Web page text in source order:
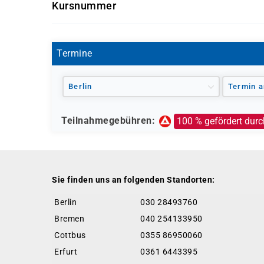
gefördert oder vollständig finanziert werden.
Jobcenter (können eine Förderung
erfolgt durch die Agentur für Arbeit)
Deutsche Rentenversicherung
Europäischer Sozialfonds (ESF)
Weitere öffentliche oder private
Kursnummer
Termine
Berlin Termin
Teilnahmegebühren: 100 % gefördert
Sie finden uns an folgenden Standorten:
Berlin
030 28493760
Bremen
040 254133950
Cottbus
0355 86950060
Erfurt
0361 6443395